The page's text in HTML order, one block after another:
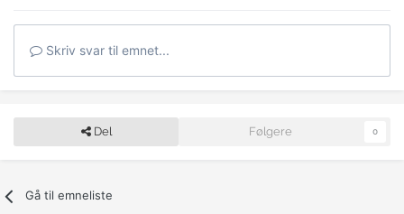
Skriv svar til emnet...
Del Følgere 0
Gå til emneliste